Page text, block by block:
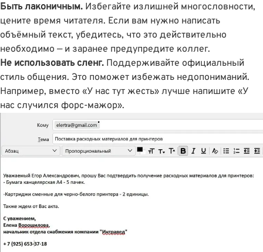
Быть лаконичным. Избегайте излишней многословности,
цените время читателя. Если вам нужно написать
объёмный текст, убедитесь, что это действительно
необходимо — и заранее предупредите коллег.
Не использовать сленг. Поддерживайте официальный
стиль общения. Это поможет избежать недопониманий.
Например, вместо «У нас тут жесть» лучше напишите «У
нас случился форс-мажор».